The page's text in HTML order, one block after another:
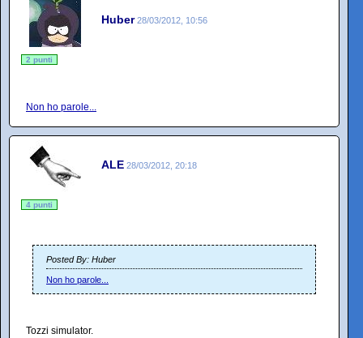
Huber 28/03/2012, 10:56
2 punti
Non ho parole...
ALE 28/03/2012, 20:18
4 punti
Posted By: Huber
Non ho parole...
Tozzi simulator.